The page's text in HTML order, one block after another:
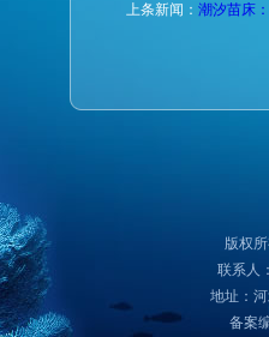
上条新闻： 潮汐苗床
版权
联系人
地址：
备案